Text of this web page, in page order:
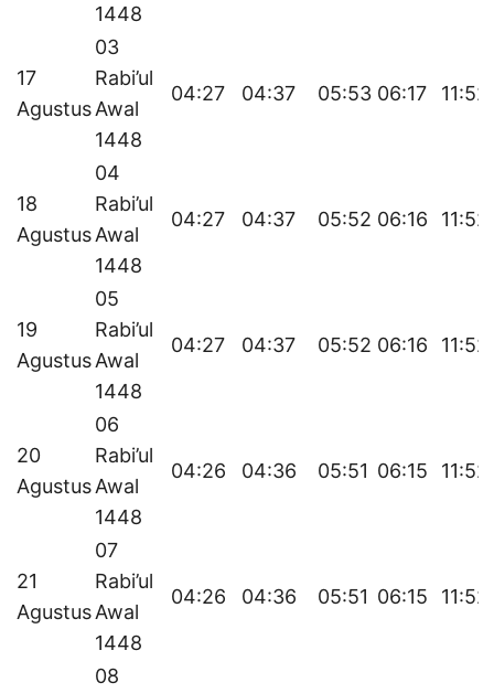
1448
17
Agustus
03
Rabi’ul
Awal
1448
04:27 04:37 05:53 06:17 11:52
18
Agustus
04
Rabi’ul
Awal
1448
04:27 04:37 05:52 06:16 11:52
19
Agustus
05
Rabi’ul
Awal
1448
04:27 04:37 05:52 06:16 11:52
20
Agustus
06
Rabi’ul
Awal
1448
04:26 04:36 05:51 06:15 11:52
21
Agustus
07
Rabi’ul
Awal
1448
04:26 04:36 05:51 06:15 11:52
08